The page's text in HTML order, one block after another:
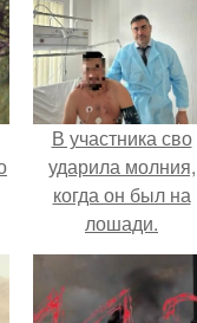
В участника сво
ударила молния,
когда он был на
лошади.